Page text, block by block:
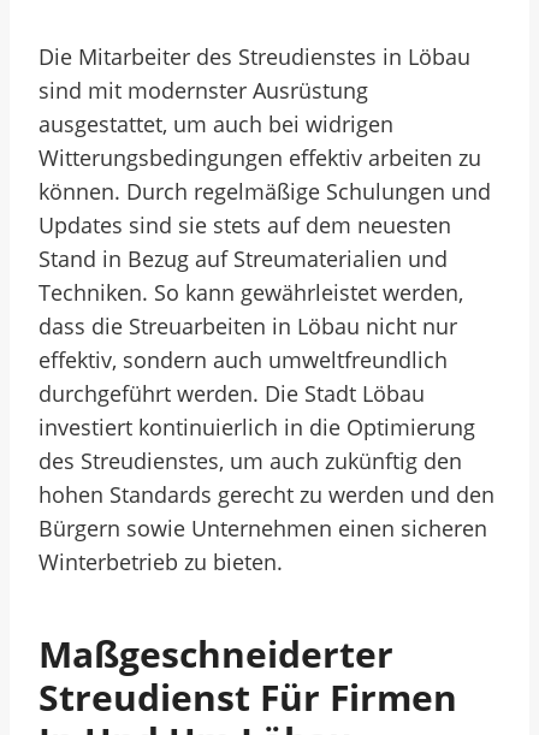
Die Mitarbeiter des Streudienstes in Löbau
sind mit modernster Ausrüstung
ausgestattet, um auch bei widrigen
Witterungsbedingungen effektiv arbeiten zu
können. Durch regelmäßige Schulungen und
Updates sind sie stets auf dem neuesten
Stand in Bezug auf Streumaterialien und
Techniken. So kann gewährleistet werden,
dass die Streuarbeiten in Löbau nicht nur
effektiv, sondern auch umweltfreundlich
durchgeführt werden. Die Stadt Löbau
investiert kontinuierlich in die Optimierung
des Streudienstes, um auch zukünftig den
hohen Standards gerecht zu werden und den
Bürgern sowie Unternehmen einen sicheren
Winterbetrieb zu bieten.
Maßgeschneiderter
Streudienst Für Firmen